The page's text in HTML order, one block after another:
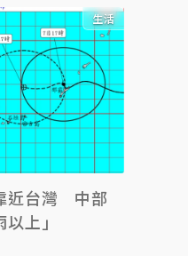
生活
近台灣 中部
上」